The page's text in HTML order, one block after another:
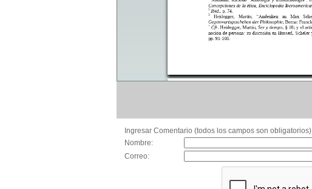
Ingresar Comentario (todos los campos son obligatorios)
Nombre:
Correo: